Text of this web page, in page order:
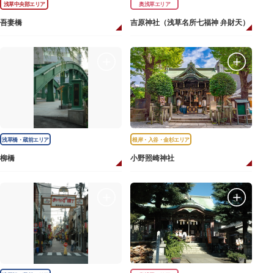
浅草中央部エリア
吾妻橋
奥浅草エリア
吉原神社（浅草名所七福神 弁財天）
浅草橋・蔵前エリア
柳橋
根岸・入谷・金杉エリア
小野照崎神社